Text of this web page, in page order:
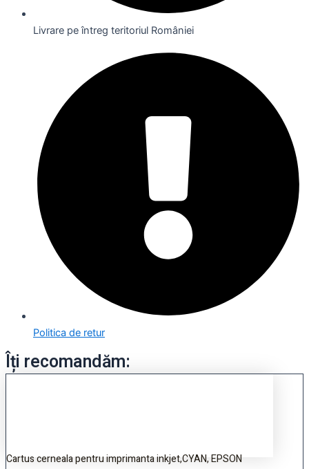
Livrare pe întreg teritoriul României
Politica de retur
Îți recomandăm:
Cartus cerneala pentru imprimanta inkjet,CYAN, EPSON